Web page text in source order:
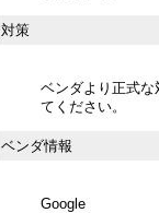
対策
ベンダより正式
てください。
ベンダ情報
Google